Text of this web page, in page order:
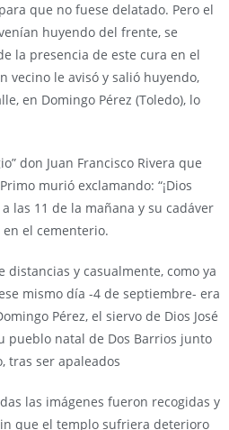
que no fuese delatado. Pero el
huyendo del frente, se
la presencia de este cura en el
vecino le avisó y salió huyendo,
en Domingo Pérez (Toledo), lo
don Juan Francisco Rivera que
murió exclamando: “¡Dios
las 11 de la mañana y su cadáver
el cementerio.
distancias y casualmente, como ya
mismo día -4 de septiembre- era
Pérez, el siervo de Dios José
pueblo natal de Dos Barrios junto
tras ser apaleados
las imágenes fueron recogidas y
que el templo sufriera deterioro